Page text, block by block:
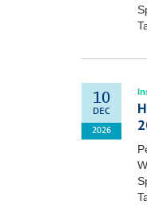
10
DEC
2026